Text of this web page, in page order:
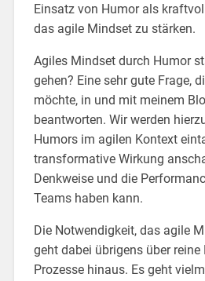
Einsatz von Humor als
das agile Mindset zu stärken.
Agiles Mindset durch Humor
gehen? Eine sehr gute Frage,
möchte, in und mit meinem
beantworten. Wir werden
Humors im agilen Kontext
transformative Wirkung
Denkweise und die
Teams haben kann.
Die Notwendigkeit, das agile
geht dabei übrigens über reine
Prozesse hinaus. Es geht